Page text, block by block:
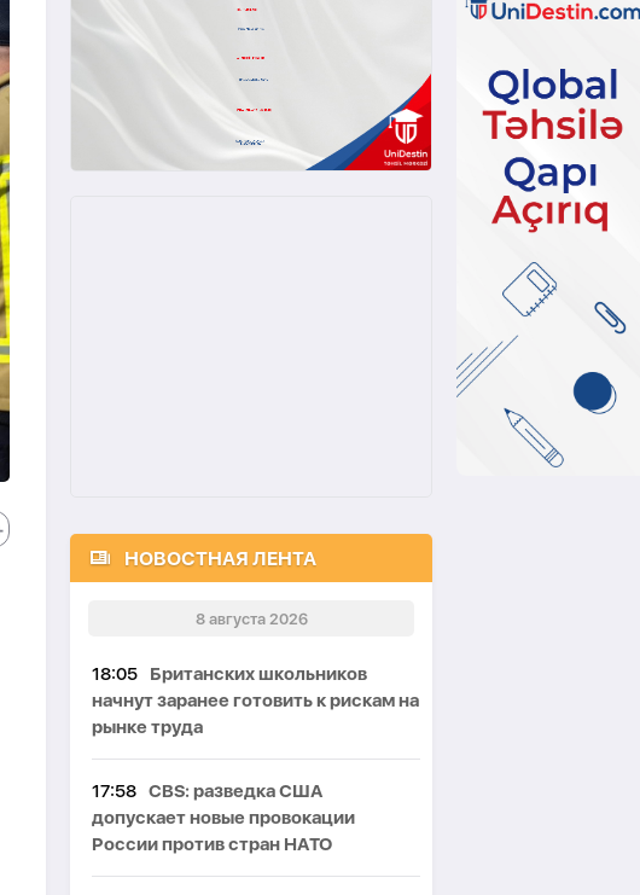
НОВОСТНАЯ ЛЕНТА
8 августа 2026
18:05
Британских школьников
начнут заранее готовить к рискам на
рынке труда
17:58 CBS: разведка США
допускает новые провокации
России против стран НАТО